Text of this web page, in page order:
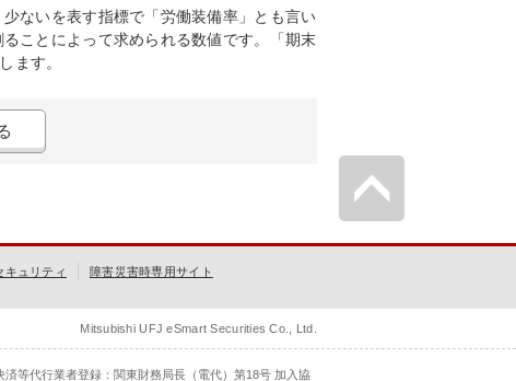
ないを表す指標で「労働装備率」とも言い
ことによって求められる数値です。「期末
ます。
キュリティ
障害災害時専用サイト
Mitsubishi UFJ eSmart Securities Co., Ltd.
等代行業者登録：関東財務局長（電代）第18号 加入協